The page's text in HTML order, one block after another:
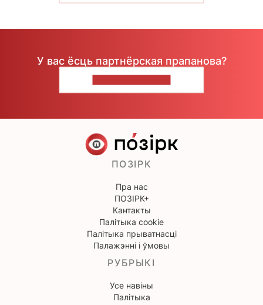
У вас ёсць партнёрская прапанова?
ПОЗІРК
Пра нас
ПОЗІРК+
Кантакты
Палітыка cookie
Палітыка прыватнасці
Палажэнні і ўмовы
РУБРЫКІ
Усе навіны
Палітыка